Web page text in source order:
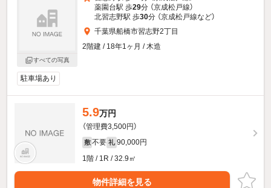
すべての写真
薬園台駅 歩29分 （京成松戸線）
北習志野駅 歩30分 （京成松戸線など）
千葉県船橋市習志野2丁目
2階建 / 18年1ヶ月 / 木造
駐車場あり
5.9万円
（管理費3,500円）
敷 不要 礼 90,000円
1階 / 1R / 32.9㎡
物件詳細を見る